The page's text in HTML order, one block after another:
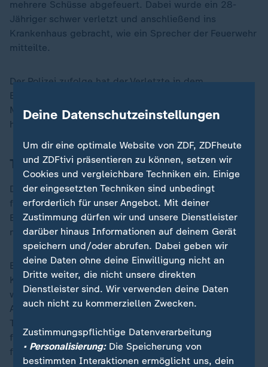
mehrere Schüsse abgefeuert. Dabei wurde ein 28-
Jähriger schwer verletzt und anschließend ins
Krankenhaus gebracht, wie ein Sprecher der Feuerwehr
mitteilte.
Der Polizei zufolge hat der Verletzte in dem
Burgerladen gearbeitet. Ob es sich dabei um einen
Mitarbeiter oder den Inhaber des Schnellrestaurants
handelt, konnte der Sprecher zunächst nicht sagen.
Täter auf der Flucht
Die Polizei konnte bislang noch keinen Verdächtigen
festnehmen. Der Täter sei weiterhin auf der Flucht, die
Ermittlungen liefen. Die Hintergründe des Vorfalls sind
noch unklar.
Bereits einige Tage zuvor waren auf einem Parkplatz in
Köln zwei Männer durch Schüsse schwer verletzt
worden. Zuvor soll es zu einer verbalen
Auseinandersetzung gekommen sein. Ein
Tatverdächtiger wurde in der Nähe des Tatorts
festgenommen, ist mittlerweile jedoch wieder auf
freiem Fuß.
Deine Datenschutzeinstellungen
Um dir eine optimale Website von ZDF, ZDFheute
und ZDFtivi präsentieren zu können, setzen wir
Cookies und vergleichbare Techniken ein. Einige
der eingesetzten Techniken sind unbedingt
erforderlich für unser Angebot. Mit deiner
Zustimmung dürfen wir und unsere Dienstleister
darüber hinaus Informationen auf deinem Gerät
speichern und/oder abrufen. Dabei geben wir
deine Daten ohne deine Einwilligung nicht an
Dritte weiter, die nicht unsere direkten
Dienstleister sind. Wir verwenden deine Daten
auch nicht zu kommerziellen Zwecken.
Zustimmungspflichtige Datenverarbeitung
• Personalisierung:Die Speicherung von
bestimmten Interaktionen ermöglicht uns, dein